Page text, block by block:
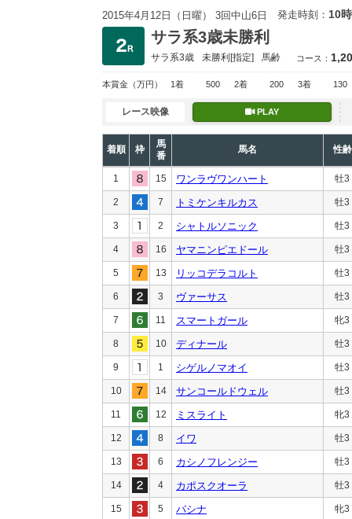
2015年4月12日（日曜） 3回中山6日 発走時刻： 10
サラ系3歳未勝利
サラ系3歳 未勝利[指定] 馬齢 コース：
本賞金 （万円） 1着 500 2着 200 3着 130
レース映像 PLAY
着順 枠
馬
番
馬名 性齢
1 15 ワンラヴワンハート 牡3
2 7 トミケンキルカス 牡3
3 2 シャトルソニック 牡3
4 16 ヤマニンピエドール 牡3
5 13 リッコデラコルト 牡3
6 3 ヴァーサス 牡3
7 11 スマートガール 牝3
8 10 ディナール 牡3
9 1 シゲルノマオイ 牡3
10 14 サンコールドウェル 牡3
11 12 ミスライト 牝3
12 8 イワ 牡3
13 6 カシノフレンジー 牡3
14 4 カポスクオーラ 牡3
15 5 パシナ 牝3